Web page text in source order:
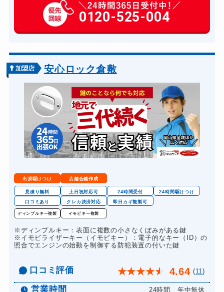
玄関カギ作成 14,300円～(税込)
玄関カギ交換 14,300円～(税込)
バイクカギ開け
バイクカギ作成 16,500円～(税込)
スーツケースカギ開け 8,800円～(税込)
スーツケースカギ作成 8,800円～(税込)
金庫カギ開け 14,300円～(税込)
金庫カギ修理 11,000円～(税込)
ロッカーカギ開け 8,800円～(税込)
ドアノブカギ開け
8,800円～(税込)
ドアノブカギ交換 11,000円～(税込)
0120-525-004
安心ロック倉敷
出張駆けつけ 店舗合鍵作成
見積り無料 土日祝対応可 24時間受付
24時間駆けつけ
口コミあり
クレカ決済対応 即日カギ複製可
ディンプルキー複製 イモビキー複製
※ディンプルキー：表面に複数の小さなくぼみがある鍵
※イモビライザーキー（イモビキー）：電子的なキー（ID）の
照合でエンジンの始動を制御する防犯装置の付いた鍵
口コミ評価 ★★★★★ 4.64 (11)
営業時間 24時間 年中無休